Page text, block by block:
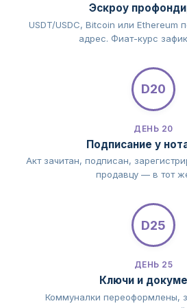
Эскроу
USDT/USDC, Bitcoin или Ethereum
адрес. Фиат-курс
D20
ДЕНЬ 20
Подписание у
Акт зачитан, подписан,
продавцу — в тот
D25
ДЕНЬ 25
Ключи и
Коммуналки переоформлены,